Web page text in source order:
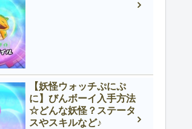
【妖怪ウォッチぷにぷ
に】びんボーイ入手方法
☆どんな妖怪？ステータ
スやスキルなど♪